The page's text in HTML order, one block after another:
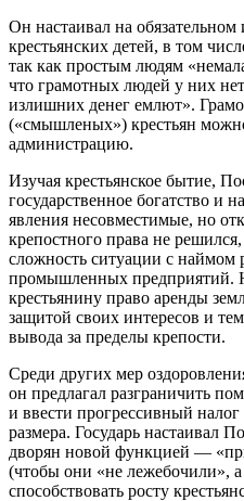
Он настаивал на
крестьянских детей, в том
так как простым людям
что грамотных людей у них
излишних денег емлют».
(«смышленых») крестьян
администрацию.
Изучая крестьянское бытие,
государственное богатство и
явления несовместимые, но
крепостного права не
сложность ситуации с наймом
промышленных предприятий.
крестьянину право аренды
защитой своих интересов и
вывода за пределы крепости.
Среди других мер
он предлагал разграничить
и ввести прогрессивный
размера. Государь настаивал
дворян новой функцией —
(чтобы они «не лежебочили»,
способствовать росту